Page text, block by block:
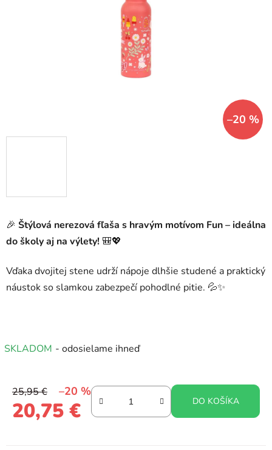
🎉 Štýlová nerezová fľaša s hravým motívom Fun – ideálna
do školy aj na výlety! 🎒💖
Vďaka dvojitej stene udrží nápoje dlhšie studené a praktický
náustok so slamkou zabezpečí pohodlné pitie. 💦✨
SKLADOM - odosielame ihneď
25,95 € –20 %
20,75 € DO KOŠÍKA
–20 %